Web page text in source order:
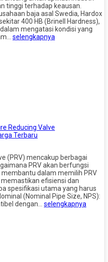
tinggi terhadap keausan.
baja asal Swedia, Hardox
400 HB (Brinell Hardness),
mengatasi kondisi yang
selengkapnya
Reducing Valve
Terbaru
(PRV) mencakup berbagai
PRV akan berfungsi
dalam memilih PRV
efisiensi dan
spesifikasi utama yang harus
(Nominal Pipe Size, NPS):
dengan… selengkapnya